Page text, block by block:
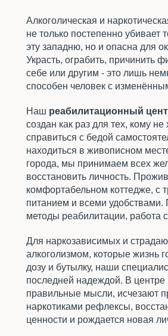
Алкоголическая и
не только постепенно убивает
эту западню, но и опасна для
Украсть, ограбить, причинить
себе или другим - это лишь
способен человек с
Наш реабилитационный
создан как раз для тех, кому не
справиться с бедой
находиться в живописном
города, мы принимаем всех
восстановить личность.
комфортабельном коттедже, с
питанием и всеми
методы реабилитации, работа
Для наркозависимых и
алкоголизмом, которые жизнь
дозу и бутылку, наши
последней надеждой. В
правильные мысли, исчезают
наркотиками рефлексы,
ценности и рождается новая